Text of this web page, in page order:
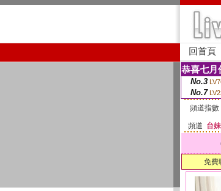
回首頁
恭喜七月
No.3
No.7
頻道指數
頻道 台
免費